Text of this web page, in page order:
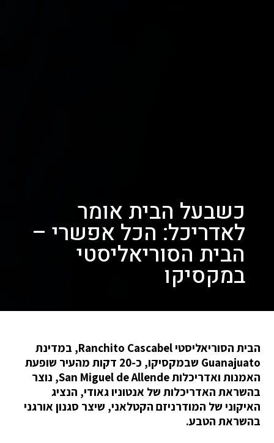
כשבעל הבית אומר
לאדריכל: הכל אפשרי –
הבית הסוריאליסטי
במקסיקו
הבית הסוריאליסטי Ranchito Cascabel, במדינת
Guanajuato שבמקסיקו, כ-20 דקות מהעיר שופעת
האמנות ואדריכלות San Miguel de Allende, נוצר
בהשראת האדריכלות של אנטוניו גאודי, הנציג
האיקוני של המודרניזם הקטלאני, שיצר סגנון אורגני
בהשראת הטבע.